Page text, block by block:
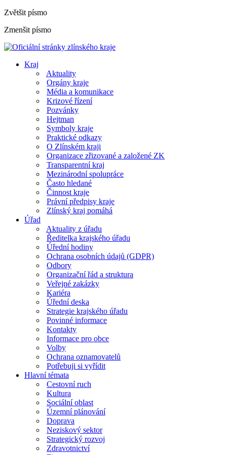
Zvětšit písmo
Zmenšit písmo
Kraj
Aktuality
Orgány kraje
Média a komunikace
Krizové řízení
Pozvánky
Hejtman
Symboly kraje
Praktické odkazy
O Zlínském kraji
Organizace zřizované a založené ZK
Transparentní kraj
Mezinárodní spolupráce
Často hledané
Činnost kraje
Právní předpisy kraje
Zlínský kraj pomáhá
Úřad
Aktuality z úřadu
Ředitelka krajského úřadu
Úřední hodiny
Ochrana osobních údajů (GDPR)
Odbory
Organizační řád a struktura
Veřejné zakázky
Kariéra
Úřední deska
Strategie krajského úřadu
Povinné informace
Kontakty
Informace pro obce
Volby
Ochrana oznamovatelů
Potřebuji si vyřídit
Hlavní témata
Cestovní ruch
Kultura
Sociální oblast
Územní plánování
Doprava
Neziskový sektor
Strategický rozvoj
Zdravotnictví